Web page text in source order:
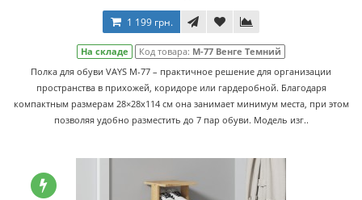
1 199 грн.
На складе Код товара: M-77 Венге Темний
Полка для обуви VAYS M-77 – практичное решение для организации
пространства в прихожей, коридоре или гардеробной. Благодаря
компактным размерам 28×28x114 см она занимает минимум места, при этом
позволяя удобно разместить до 7 пар обуви. Модель изг..